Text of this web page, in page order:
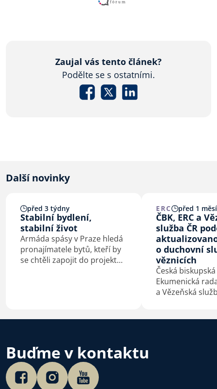
Zaujal vás tento článek?
Podělte se s ostatními.
Další novinky
před 3 týdny
Stabilní bydlení,
stabilní život
Armáda spásy v Praze hledá
pronajímatele bytů, kteří by
se chtěli zapojit do projektu
ERC před 1
ČBK, ERC a
služba ČR
o duchovní
věznicích
Česká
Ekumenická
a Vězeňská
Buďme v kontaktu